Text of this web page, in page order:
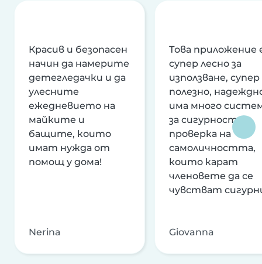
Красив и безопасен
начин да намерите
детегледачки и да
улесните
ежедневието на
майките и
бащите, които
имат нужда от
помощ у дома!
Nerina
Това приложение
супер лесно за
използване, супер
полезно,
има много
за сигурност и
проверка на
самоличността,
които карат
членовете да се
чувстват
Giovanna